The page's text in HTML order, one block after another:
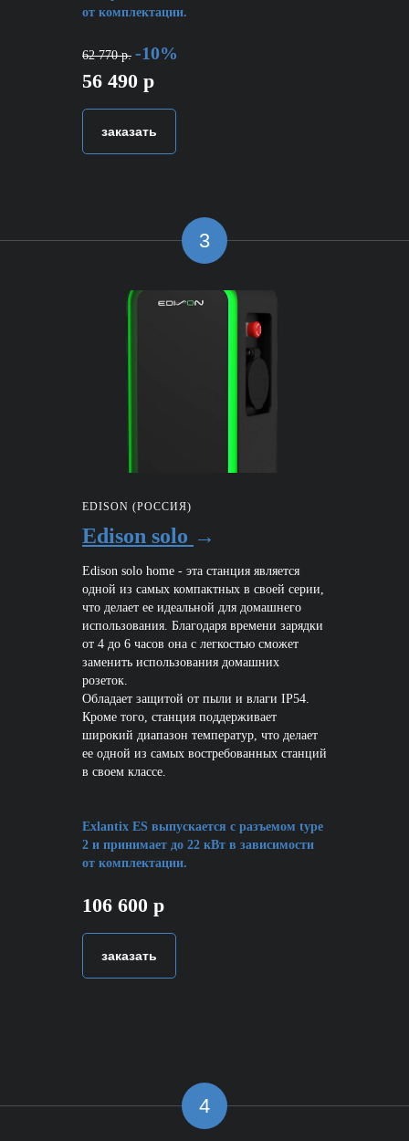
от комплектации.
62 770 р. -10%
56 490 р
заказать
3
EDISON (РОССИЯ)
Edison solo →
Edison solo home - эта станция является
одной из самых компактных в своей серии,
что делает ее идеальной для домашнего
использования. Благодаря времени зарядки
от 4 до 6 часов она с легкостью сможет
заменить использования домашних
розеток.
Обладает защитой от пыли и влаги IP54.
Кроме того, станция поддерживает
широкий диапазон температур, что делает
ее одной из самых востребованных станций
в своем классе.
Exlantix ES выпускается с разъемом type
2 и принимает до 22 кВт в зависимости
от комплектации.
106 600 р
заказать
4